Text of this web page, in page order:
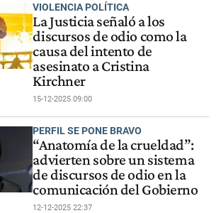
VIOLENCIA POLÍTICA
La Justicia señaló a los
discursos de odio como la
causa del intento de
asesinato a Cristina
Kirchner
15-12-2025 09:00
PERFIL SE PONE BRAVO
“Anatomía de la crueldad”:
advierten sobre un sistema
de discursos de odio en la
comunicación del Gobierno
12-12-2025 22:37